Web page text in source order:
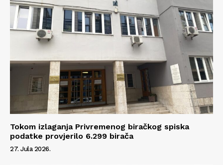
Info
O nama
Tokom izlaganja Privremenog biračkog spiska
podatke provjerilo 6.299 birača
27. Jula 2026.